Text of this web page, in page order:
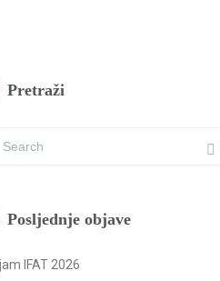
Pretraži
Posljednje objave
IFAT 2026